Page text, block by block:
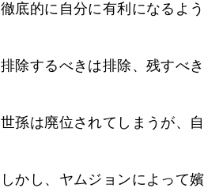
徹底的に自分に有利になるよ
排除するべきは排除、残すべ
世孫は廃位されてしまうが、
しかし、ヤムジョンによって